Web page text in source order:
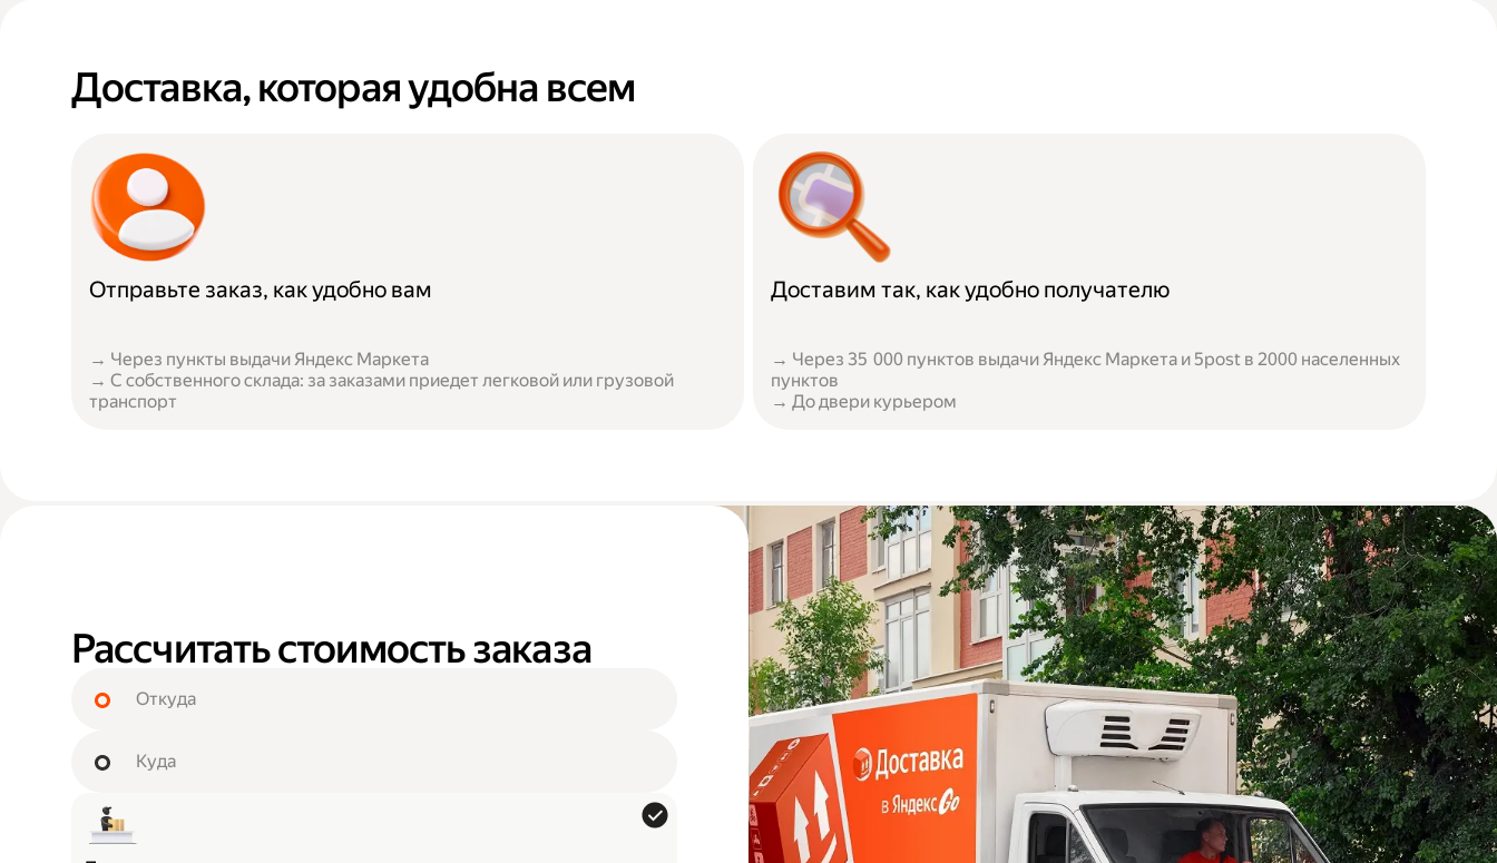
Доставка, которая удобна всем
Отправьте заказ, как удобно вам
→ Через пункты выдачи Яндекс Маркета
→ С собственного склада: за заказами приедет легковой или грузовой
транспорт
Доставим так, как удобно получателю
→ Через 35 000 пунктов выдачи Яндекс Маркета и 5post в 2000 населенных
пунктов
→ До двери курьером
Рассчитать стоимость заказа